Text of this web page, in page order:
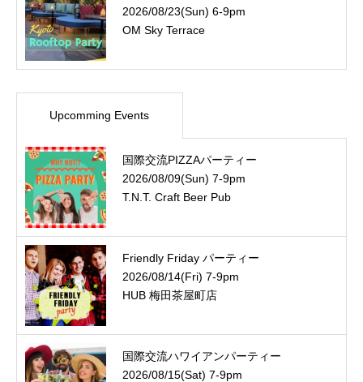
2026/08/23(Sun) 6-9pm
OM Sky Terrace
Upcomming Events
国際交流PIZZAパーティー
2026/08/09(Sun) 7-9pm
T.N.T. Craft Beer Pub
Friendly Friday パーティー
2026/08/14(Fri) 7-9pm
HUB 梅田茶屋町店
国際交流ハワイアンパーティー
2026/08/15(Sat) 7-9pm